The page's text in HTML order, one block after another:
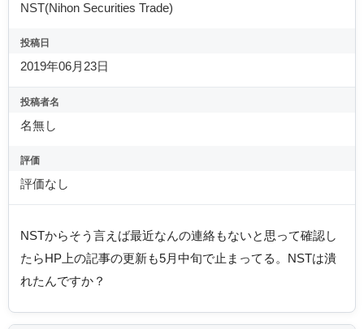
NST(Nihon Securities Trade)
投稿日
2019年06月23日
投稿者名
名無し
評価
評価なし
NSTからそう言えば最近なんの連絡もないと思って確認し
たらHP上の記事の更新も5月中旬で止まってる。NSTは潰
れたんですか？